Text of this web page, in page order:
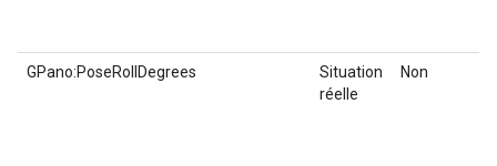
GPano:PoseRollDegrees
Situation
réelle
Non